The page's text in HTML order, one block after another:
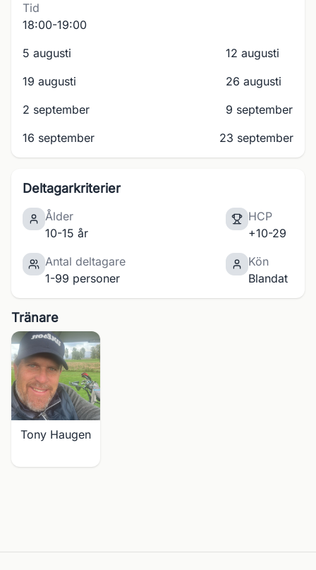
Tid
18:00-19:00
5 augusti
12 augusti
19 augusti
26 augusti
2 september
9 september
16 september
23 september
Deltagarkriterier
Ålder
10-15 år
HCP
+10-29
Antal deltagare
1-99 personer
Kön
Blandat
Tränare
Tony Haugen